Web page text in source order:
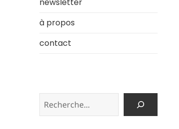
newsletter
à propos
contact